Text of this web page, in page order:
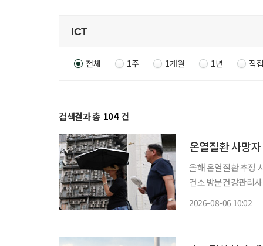
전체 1주 1개월 1년 직
검색결과 총 104 건
온열질환 사망
올해 온열질환 추정
건소 방문건강관리사업 통해 폭
2026-08-06 10:02